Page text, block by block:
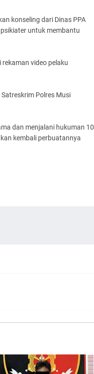
konseling dari Dinas PPA
untuk membantu
video pelaku
Polres Musi
dan menjalani hukuman 10
kembali perbuatannya